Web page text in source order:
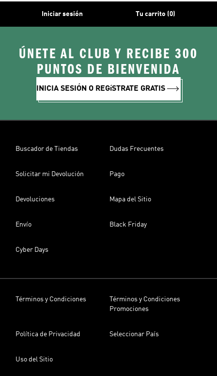
Iniciar sesión Tu carrito (0)
ÚNETE AL CLUB Y RECIBE 300
PUNTOS DE BIENVENIDA
INICIA SESIÓN O REGíSTRATE GRATIS
Buscador de Tiendas Dudas Frecuentes
Solicitar mi Devolución Pago
Devoluciones Mapa del Sitio
Envío Black Friday
Cyber Days
Términos y Condiciones
Términos y Condiciones
Promociones
Política de Privacidad Seleccionar País
Uso del Sitio